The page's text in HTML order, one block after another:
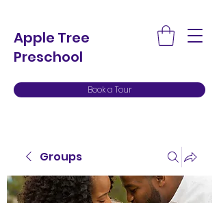
Apple Tree
Preschool
Book a Tour
Groups